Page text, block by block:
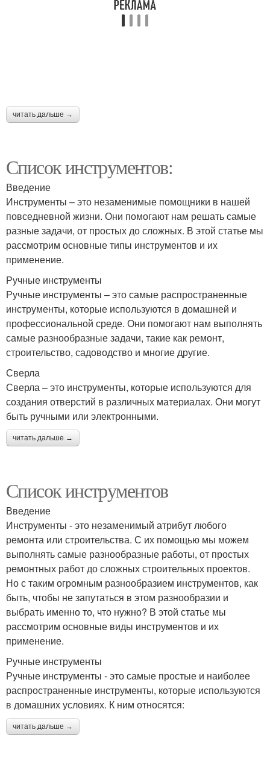
читать дальше →
Список инструментов:
Введение
Инструменты – это незаменимые помощники в нашей
повседневной жизни. Они помогают нам решать самые
разные задачи, от простых до сложных. В этой статье мы
рассмотрим основные типы инструментов и их
применение.
Ручные инструменты
Ручные инструменты – это самые распространенные
инструменты, которые используются в домашней и
профессиональной среде. Они помогают нам выполнять
самые разнообразные задачи, такие как ремонт,
строительство, садоводство и многие другие.
Сверла
Сверла – это инструменты, которые используются для
создания отверстий в различных материалах. Они могут
быть ручными или электронными.
читать дальше →
Список инструментов
Введение
Инструменты - это незаменимый атрибут любого
ремонта или строительства. С их помощью мы можем
выполнять самые разнообразные работы, от простых
ремонтных работ до сложных строительных проектов.
Но с таким огромным разнообразием инструментов, как
быть, чтобы не запутаться в этом разнообразии и
выбрать именно то, что нужно? В этой статье мы
рассмотрим основные виды инструментов и их
применение.
Ручные инструменты
Ручные инструменты - это самые простые и наиболее
распространенные инструменты, которые используются
в домашних условиях. К ним относятся:
читать дальше →